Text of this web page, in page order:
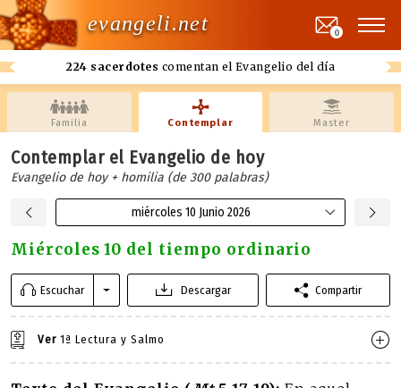
evangeli.net
224 sacerdotes comentan el Evangelio del día
0
Familia Contemplar Master
Contemplar el Evangelio de hoy
Evangelio de hoy + homilia (de 300 palabras)
miércoles 10 Junio 2026
Miércoles 10 del tiempo ordinario
Escuchar Descargar Compartir
Ver 1ª Lectura y Salmo